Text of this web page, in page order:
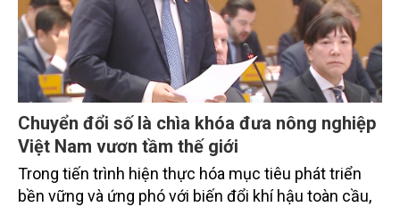
Chuyển đổi số là chìa khóa đưa nông nghiệp
Việt Nam vươn tầm thế giới
Trong tiến trình hiện thực hóa mục tiêu phát triển
bền vững và ứng phó với biến đổi khí hậu toàn cầu,